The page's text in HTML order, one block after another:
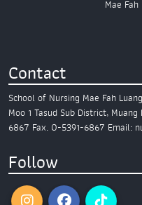
Mae
Contact
School of Nursing Mae Fah
Moo 1 Tasud Sub District,
6867 Fax. 0-5391-6867 Email:
Follow